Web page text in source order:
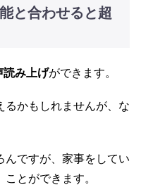
と合わせると超
読み上げができます。
るかもしれませんが、な
んですが、家事をしてい
とができます。